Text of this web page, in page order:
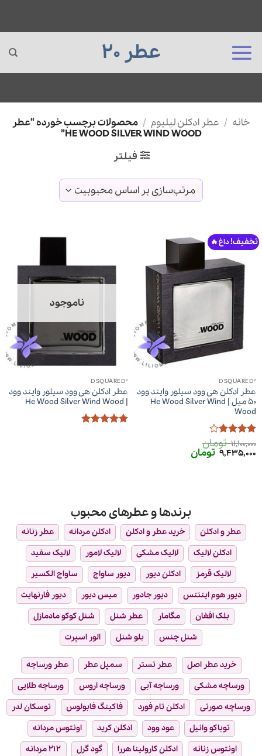
عطر 20
خانه / عطر ادکلن لیلیوم / محصولات برچسب خورده “عطر
HE WOOD SILVER WIND WOOD”
فیلتر
تخفیف!
DSQUARED²
عطر ادکلن هی وود سیلور وایند وود
50 میل | He Wood Silver Wind
Wood
امتیاز4
از 5
11,100,000 تومان
قیمت
اصلی
9,435,000 تومان
ناموجود
DSQUARED²
عطر ادکلن هی وود سیلور وایند وود
| He Wood Silver Wind Wood
برندها و عطرهای محبوب
عطر و ادکلن خرید عطر و ادکلن ادکلن مردانه
عطر زنانه
ادکلن لالیک
لالیک مشکی لالیک لامور
لالیک سفید
لالیک قرمز
ادکلن دیور دیور ساواج
ساواج الکسیر
دیور هوم اینتنس
دیور جادور میس دیور
دیور فارنهایت
بلک افغان
مگامار عطر شنل
شنل کوکو مادمازل
شنل چنس
بلو شنل الور اسپرت
خرید عطر اصل عطر تستر سمپل عطر
عطر ورساچه
ورساچه مشکی
ورساچه آبی ورساچه اروس
ورساچه طلایی
ورساچه صورتی
ادکلن تام فورد فاکینگ فابولوس
توسکان لدر
توباکو وانیل
عود وود ادکلن کرید
اونتوس مردانه
اونتوس زنانه
ادکلن کارولینا هررا گود گرل
۲۱۲ مردانه